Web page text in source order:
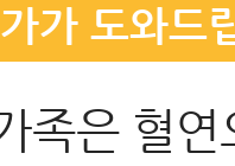
가가 도와드
족은 혈